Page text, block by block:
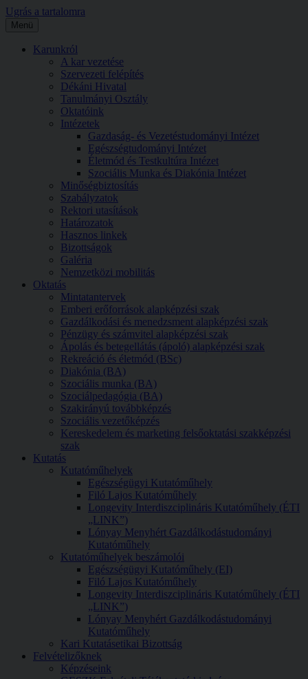
Ugrás a tartalomra
Menü
Karunkról
A kar vezetése
Szervezeti felépítés
Dékáni Hivatal
Tanulmányi Osztály
Oktatóink
Intézetek
Gazdaság- és Vezetéstudományi Intézet
Egészségtudományi Intézet
Életmód és Testkultúra Intézet
Szociális Munka és Diakónia Intézet
Minőségbiztosítás
Szabályzatok
Rektori utasítások
Határozatok
Hasznos linkek
Bizottságok
Galéria
Nemzetközi mobilitás
Oktatás
Mintatantervek
Emberi erőforrások alapképzési szak
Gazdálkodási és menedzsment alapképzési szak
Pénzügy és számvitel alapképzési szak
Ápolás és betegellátás (ápoló) alapképzési szak
Rekreáció és életmód (BSc)
Diakónia (BA)
Szociális munka (BA)
Szociálpedagógia (BA)
Szakirányú továbbképzés
Szociális vezetőképzés
Kereskedelem és marketing felsőoktatási szakképzési
szak
Kutatás
Kutatóműhelyek
Egészségügyi Kutatóműhely
Filó Lajos Kutatóműhely
Longevity Interdiszciplináris Kutatóműhely (ÉTI
„LINK”)
Lónyay Menyhért Gazdálkodástudományi
Kutatóműhely
Kutatóműhelyek beszámolói
Egészségügyi Kutatóműhely (EI)
Filó Lajos Kutatóműhely
Longevity Interdiszciplináris Kutatóműhely (ÉTI
„LINK”)
Lónyay Menyhért Gazdálkodástudományi
Kutatóműhely
Kari Kutatásetikai Bizottság
Felvételizőknek
Képzéseink